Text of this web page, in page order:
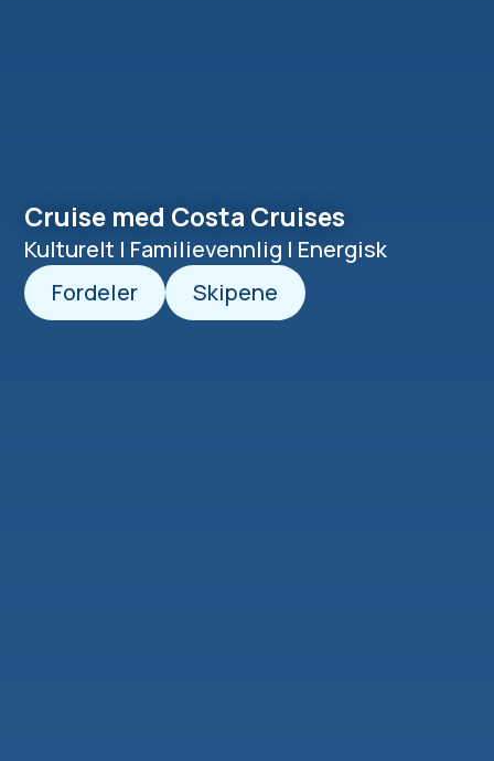
Cruise med Costa Cruises
Kulturelt | Familievennlig | Energisk
Fordeler
Skipene